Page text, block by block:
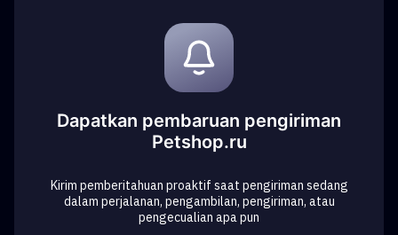
Dapatkan pembaruan pengiriman
Petshop.ru
Kirim pemberitahuan proaktif saat pengiriman sedang
dalam perjalanan, pengambilan, pengiriman, atau
pengecualian apa pun